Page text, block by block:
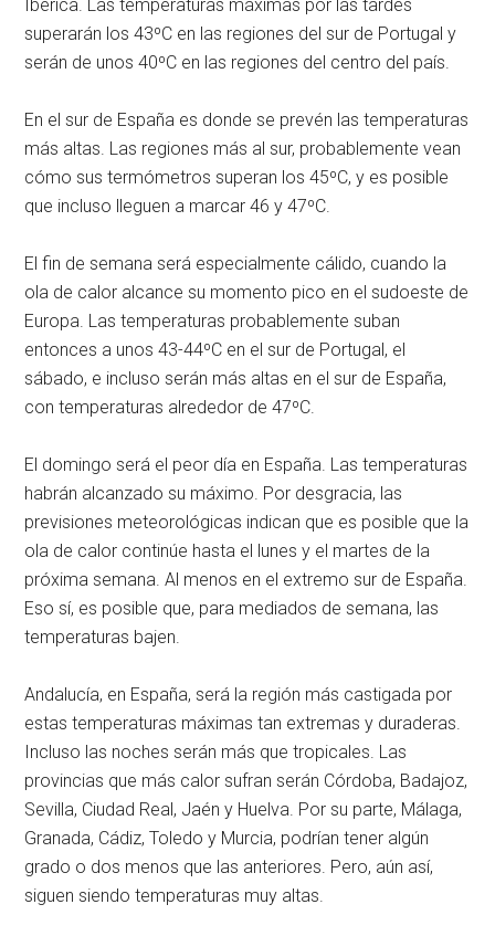
Ibérica. Las temperaturas máximas por las tardes
superarán los 43ºC en las regiones del sur de Portugal y
serán de unos 40ºC en las regiones del centro del país.
En el sur de España es donde se prevén las temperaturas
más altas. Las regiones más al sur, probablemente vean
cómo sus termómetros superan los 45ºC, y es posible
que incluso lleguen a marcar 46 y 47ºC.
El fin de semana será especialmente cálido, cuando la
ola de calor alcance su momento pico en el sudoeste de
Europa. Las temperaturas probablemente suban
entonces a unos 43-44ºC en el sur de Portugal, el
sábado, e incluso serán más altas en el sur de España,
con temperaturas alrededor de 47ºC.
El domingo será el peor día en España. Las temperaturas
habrán alcanzado su máximo. Por desgracia, las
previsiones meteorológicas indican que es posible que la
ola de calor continúe hasta el lunes y el martes de la
próxima semana. Al menos en el extremo sur de España.
Eso sí, es posible que, para mediados de semana, las
temperaturas bajen.
Andalucía, en España, será la región más castigada por
estas temperaturas máximas tan extremas y duraderas.
Incluso las noches serán más que tropicales. Las
provincias que más calor sufran serán Córdoba, Badajoz,
Sevilla, Ciudad Real, Jaén y Huelva. Por su parte, Málaga,
Granada, Cádiz, Toledo y Murcia, podrían tener algún
grado o dos menos que las anteriores. Pero, aún así,
siguen siendo temperaturas muy altas.